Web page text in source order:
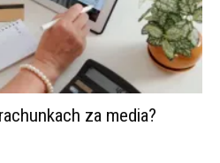
za media?